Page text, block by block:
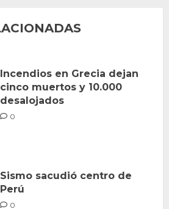
Incendios en Grecia dejan
cinco muertos y 10.000
desalojados
0
Sismo sacudió centro de
Perú
0